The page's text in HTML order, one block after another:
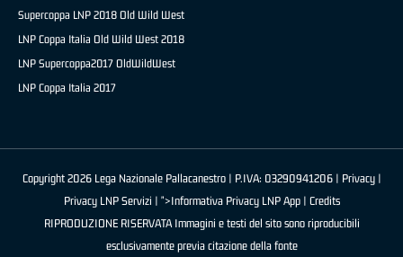
Supercoppa LNP 2018 Old Wild West
LNP Coppa Italia Old Wild West 2018
LNP Supercoppa2017 OldWildWest
LNP Coppa Italia 2017
Copyright 2026 Lega Nazionale Pallacanestro | P.IVA: 03290941206 | Privacy|
Privacy LNP Servizi | ">Informativa Privacy LNP App | Credits
RIPRODUZIONE RISERVATA Immagini e testi del sito sono riproducibili
esclusivamente previa citazione della fonte